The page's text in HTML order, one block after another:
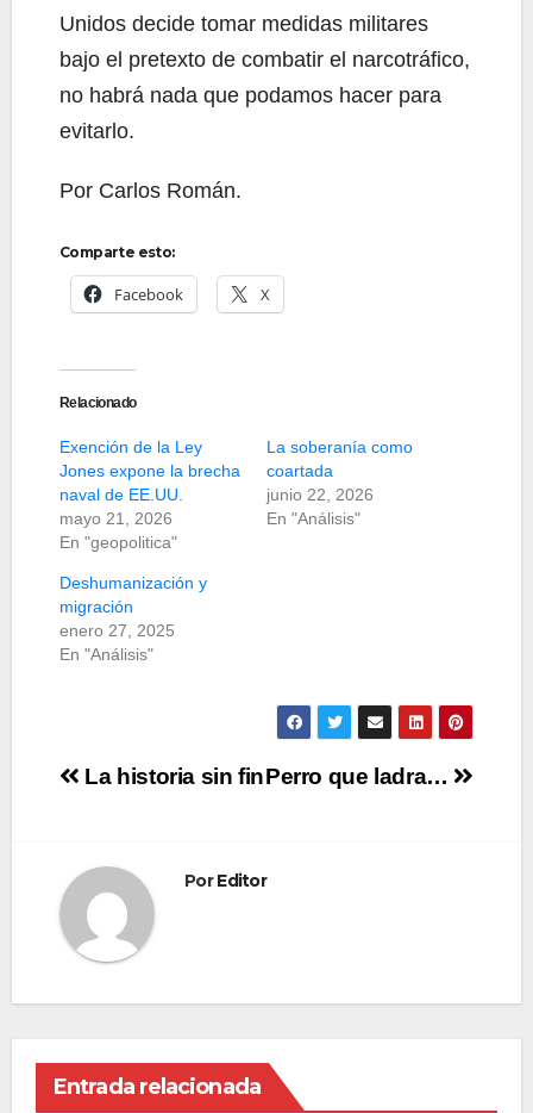
Unidos decide tomar medidas militares
bajo el pretexto de combatir el narcotráfico,
no habrá nada que podamos hacer para
evitarlo.
Por Carlos Román.
Comparte esto:
Facebook X
Relacionado
Exención de la Ley
Jones expone la brecha
naval de EE.UU.
mayo 21, 2026
En "geopolitica"
La soberanía como
coartada
junio 22, 2026
En "Análisis"
Deshumanización y
migración
enero 27, 2025
En "Análisis"
Navegación
entradas
Perro que ladra…
La historia sin fin
PorEditor
Entrada relacionada